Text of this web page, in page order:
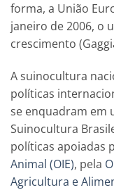
forma, a União
janeiro de 2006, o
crescimento
A suinocultura
políticas
se enquadram em
Suinocultura
políticas apoiadas
Animal (OIE), pela
Agricultura e